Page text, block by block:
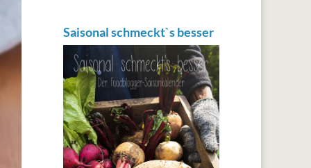
Saisonal schmeckt`s besser